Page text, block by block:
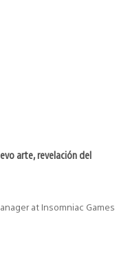
arte, revelación del
at Insomniac Games